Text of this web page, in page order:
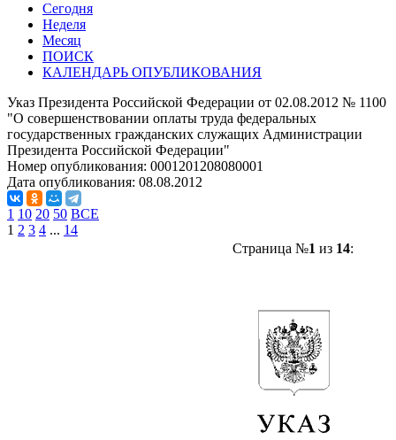
Сегодня
Неделя
Месяц
ПОИСК
КАЛЕНДАРЬ ОПУБЛИКОВАНИЯ
Указ Президента Российской Федерации от 02.08.2012 № 1100
"О совершенствовании оплаты труда федеральных
государственных гражданских служащих Администрации
Президента Российской Федерации"
Номер опубликования: 0001201208080001
Дата опубликования: 08.08.2012
1 10 20 50 ВСЕ
1 2 3 4 ... 14
Страница №1 из 14: